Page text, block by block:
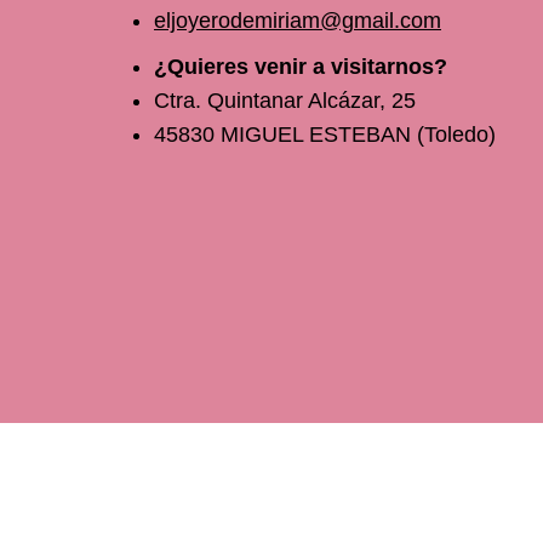
eljoyerodemiriam@gmail.com
¿Quieres venir a visitarnos?
Ctra. Quintanar Alcázar, 25
45830 MIGUEL ESTEBAN (Toledo)